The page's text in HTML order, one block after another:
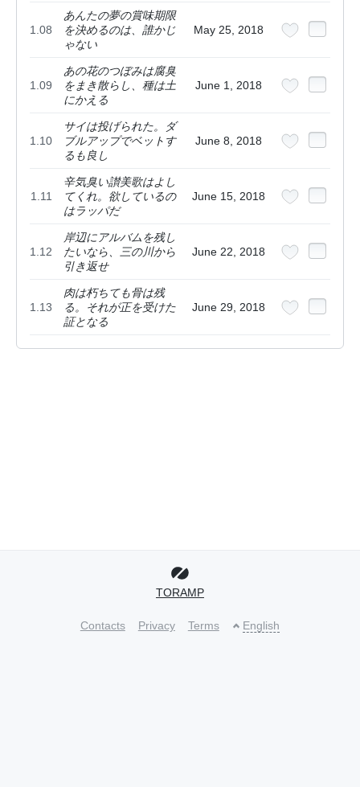
1.08
あんたの夢の賞味期限
を決めるのは、誰かじ
ゃない
May 25, 2018
1.09
あの花のつぼみは腐臭
をまき散らし、種は土
にかえる
June 1, 2018
1.10
サイは投げられた。ダ
ブルアップでベットす
るも良し
June 8, 2018
1.11
辛気臭い讃美歌はよし
てくれ。欲しているの
はラッパだ
June 15, 2018
1.12
岸辺にアルバムを残し
たいなら、三の川から
引き返せ
June 22, 2018
1.13
肉は朽ちても骨は残
る。それが正を受けた
証となる
June 29, 2018
TORAMP
Contacts Privacy Terms English